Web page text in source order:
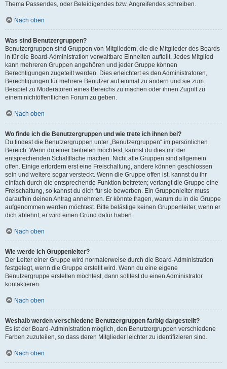
Thema Passendes, oder Beleidigendes bzw. Angreifendes schreiben.
Nach oben
Was sind Benutzergruppen?
Benutzergruppen sind Gruppen von Mitgliedern, die die Mitglieder des Boards
in für die Board-Administration verwaltbare Einheiten aufteilt. Jedes Mitglied
kann mehreren Gruppen angehören und jeder Gruppe können
Berechtigungen zugeteilt werden. Dies erleichtert es den Administratoren,
Berechtigungen für mehrere Benutzer auf einmal zu ändern und sie zum
Beispiel zu Moderatoren eines Bereichs zu machen oder ihnen Zugriff zu
einem nichtöffentlichen Forum zu geben.
Nach oben
Wo finde ich die Benutzergruppen und wie trete ich ihnen bei?
Du findest die Benutzergruppen unter „Benutzergruppen“ im persönlichen
Bereich. Wenn du einer beitreten möchtest, kannst du dies mit der
entsprechenden Schaltfläche machen. Nicht alle Gruppen sind allgemein
offen. Einige erfordern erst eine Freischaltung, andere können geschlossen
sein und weitere sogar versteckt. Wenn die Gruppe offen ist, kannst du ihr
einfach durch die entsprechende Funktion beitreten; verlangt die Gruppe eine
Freischaltung, so kannst du dich für sie bewerben. Ein Gruppenleiter muss
daraufhin deinen Antrag annehmen. Er könnte fragen, warum du in die Gruppe
aufgenommen werden möchtest. Bitte belästige keinen Gruppenleiter, wenn er
dich ablehnt, er wird einen Grund dafür haben.
Nach oben
Wie werde ich Gruppenleiter?
Der Leiter einer Gruppe wird normalerweise durch die Board-Administration
festgelegt, wenn die Gruppe erstellt wird. Wenn du eine eigene
Benutzergruppe erstellen möchtest, dann solltest du einen Administrator
kontaktieren.
Nach oben
Weshalb werden verschiedene Benutzergruppen farbig dargestellt?
Es ist der Board-Administration möglich, den Benutzergruppen verschiedene
Farben zuzuteilen, so dass deren Mitglieder leichter zu identifizieren sind.
Nach oben